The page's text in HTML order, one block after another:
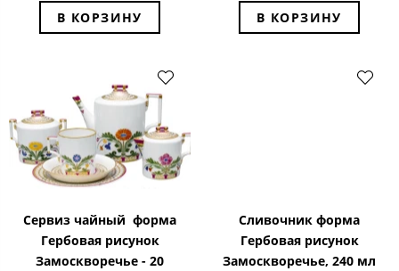
В КОРЗИНУ В КОРЗИНУ
Сервиз чайный форма
Гербовая рисунок
Замоскворечье - 20
Сливочник форма
Гербовая рисунок
Замоскворечье, 240 мл